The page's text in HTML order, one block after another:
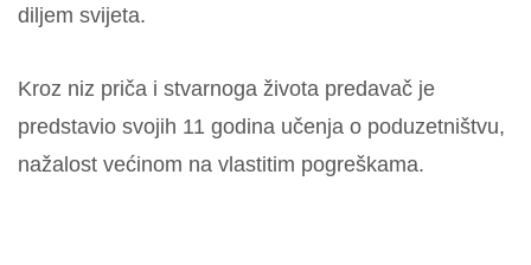
diljem svijeta.
Kroz niz priča i stvarnoga života predavač je
predstavio svojih 11 godina učenja o poduzetništvu,
nažalost većinom na vlastitim pogreškama.